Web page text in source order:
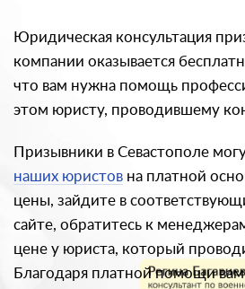
Юридическая консультация
компании оказывается
что вам нужна помощь
этом юристу, проводившему
Призывники в Севастополе
наших юристов на платной
цены, зайдите в
сайте, обратитесь к
цене у юриста, который
Благодаря платной помощи вам